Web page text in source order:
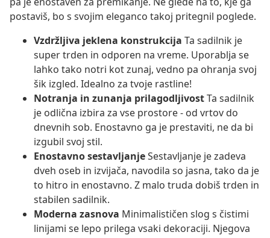
postaviš, bo s svojim eleganco takoj pritegnil poglede.
Vzdržljiva jeklena konstrukcija Ta sadilnik je
super trden in odporen na vreme. Uporablja se
lahko tako notri kot zunaj, vedno pa ohranja svoj
šik izgled. Idealno za tvoje rastline!
Notranja in zunanja prilagodljivostTa sadilnik
je odlična izbira za vse prostore - od vrtov do
dnevnih sob. Enostavno ga je prestaviti, ne da bi
izgubil svoj stil.
Enostavno sestavljanjeSestavljanje je zadeva
dveh oseb in izvijača, navodila so jasna, tako da je
to hitro in enostavno. Z malo truda dobiš trden in
stabilen sadilnik.
Moderna zasnova Minimalističen slog s čistimi
linijami se lepo prilega vsaki dekoraciji. Njegova